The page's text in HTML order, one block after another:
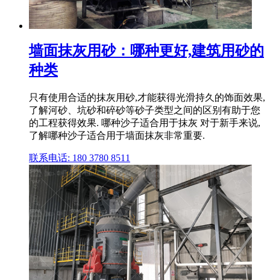
墙面抹灰用砂：哪种更好,建筑用砂的
种类
只有使用合适的抹灰用砂,才能获得光滑持久的饰面效果,
了解河砂、坑砂和碎砂等砂子类型之间的区别有助于您
的工程获得效果. 哪种沙子适合用于抹灰 对于新手来说,
了解哪种沙子适合用于墙面抹灰非常重要.
联系电话: 180 3780 8511